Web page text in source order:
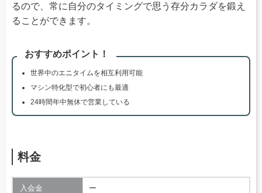
るので、常に自分のタイミングで思う存分カラダを鍛え
ることができます。
おすすめポイント！
世界中のエニタイムを相互利用可能
マシン特化型で初心者にも最適
24時間年中無休で営業している
料金
入会金 ー